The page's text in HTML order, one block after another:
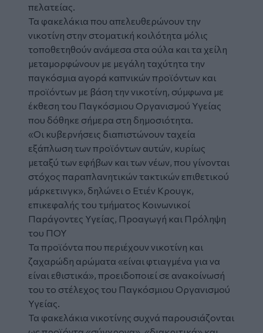
πελατείας.
Τα φακελάκια που απελευθερώνουν την
νικοτίνη στην στοματική κοιλότητα μόλις
τοποθετηθούν ανάμεσα στα ούλα και τα χείλη
μεταμορφώνουν με μεγάλη ταχύτητα την
παγκόσμια αγορά καπνικών προϊόντων και
προϊόντων με βάση την νικοτίνη, σύμφωνα με
έκθεση του Παγκόσμιου Οργανισμού Υγείας
που δόθηκε σήμερα στη δημοσιότητα.
«Οι κυβερνήσεις διαπιστώνουν ταχεία
εξάπλωση των προϊόντων αυτών, κυρίως
μεταξύ των εφήβων και των νέων, που γίνονται
στόχος παραπλανητικών τακτικών επιθετικού
μάρκετινγκ», δηλώνει ο Ετιέν Κρουγκ,
επικεφαλής του τμήματος Κοινωνικοί
Παράγοντες Υγείας, Προαγωγή και Πρόληψη
του ΠΟΥ
Τα προϊόντα που περιέχουν νικοτίνη και
ζαχαρώδη αρώματα «είναι φτιαγμένα για να
είναι εθιστικά», προειδοποιεί σε ανακοίνωσή
του το στέλεχος του Παγκόσμιου Οργανισμού
Υγείας.
Τα φακελάκια νικοτίνης συχνά παρουσιάζονται